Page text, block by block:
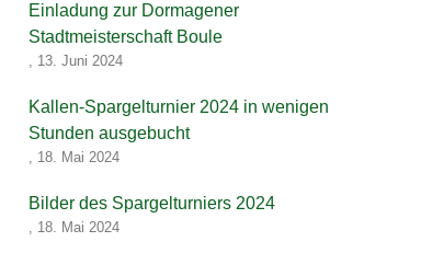
Einladung zur Dormagener
Stadtmeisterschaft Boule
, 13. Juni 2024
Kallen-Spargelturnier 2024 in wenigen
Stunden ausgebucht
, 18. Mai 2024
Bilder des Spargelturniers 2024
, 18. Mai 2024